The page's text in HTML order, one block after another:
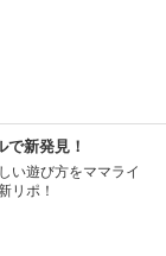
で新発見！
い遊び方をママライ
リポ！